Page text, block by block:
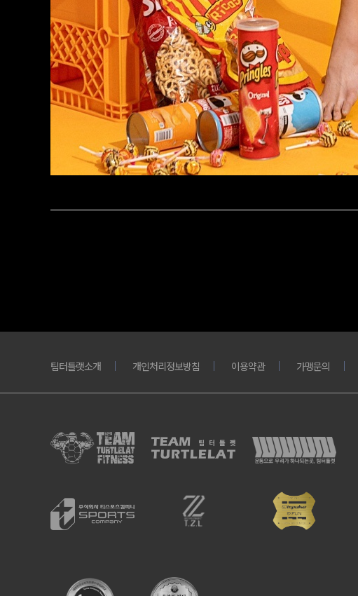
팀터틀랫소개 개인처리정보방침 이용약관 가맹문의